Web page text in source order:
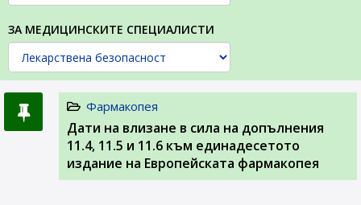
ЗА МЕДИЦИНСКИТЕ СПЕЦИАЛИСТИ
Фармакопея
Дати на влизане в сила на допълнения
11.4, 11.5 и 11.6 към единадесетото
издание на Европейската фармакопея